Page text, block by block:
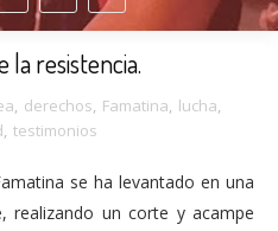
la resistencia.
, derechos, Famatina, lucha,
, testimonios
se ha levantado en una
realizando un corte y acampe